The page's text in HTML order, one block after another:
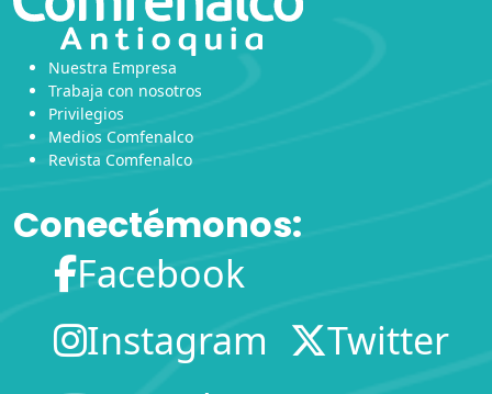
Nuestra Empresa
Trabaja con nosotros
Privilegios
Medios Comfenalco
Revista Comfenalco
Conectémonos:
Facebook
Instagram
Twitter